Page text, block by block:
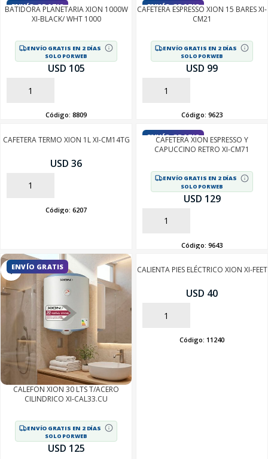
ENVÍO GRATIS
BATIDORA PLANETARIA XION 1000W
XI-BLACK/ WHT 1000
ENVÍO GRATIS EN 2 DÍAS
SOLO POR WEB
USD 105
AÑADIR
Código: 8809
ENVÍO GRATIS
CAFETERA ESPRESSO XION 15 BARES XI-
CM21
ENVÍO GRATIS EN 2 DÍAS
SOLO POR WEB
USD 99
AÑADIR
Código: 9623
CAFETERA TERMO XION 1L XI-CM14TG
USD 36
AÑADIR
Código: 6207
ENVÍO GRATIS
CAFETERA XION ESPRESSO Y
CAPUCCINO RETRO XI-CM71
ENVÍO GRATIS EN 2 DÍAS
SOLO POR WEB
USD 129
AÑADIR
Código: 9643
ENVÍO GRATIS
CALEFON XION 30 LTS T/ACERO
CILINDRICO XI-CAL33.CU
ENVÍO GRATIS EN 2 DÍAS
SOLO POR WEB
USD 125
CALIENTA PIES ELÉCTRICO XION XI-FEET
USD 40
AÑADIR
Código: 11240